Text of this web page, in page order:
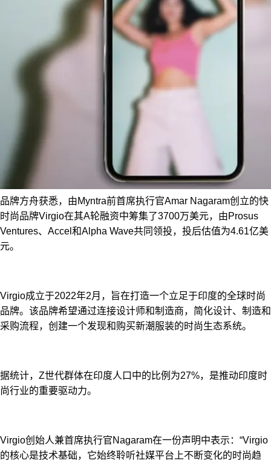
品牌方舟获悉，由Myntra前首席执行官Amar Nagaram创立的快
时尚品牌Virgio在其A轮融资中筹集了3700万美元，由Prosus
Ventures、Accel和Alpha Wave共同领投，投后估值为4.61亿美
元。
Virgio成立于2022年2月，旨在打造一个立足于印度的全球时尚
品牌。该品牌希望通过连接设计师和制造商，简化设计、制造和
采购流程，创建一个发现和购买新潮服装的时尚生态系统。
据统计，Z世代群体在印度人口中的比例为27%，是推动印度时
尚行业的重要驱动力。
Virgio创始人兼首席执行官Nagaram在一份声明中表示：“Virgio
的核心是技术基础，它始终聆听社媒平台上不断变化的时尚趋